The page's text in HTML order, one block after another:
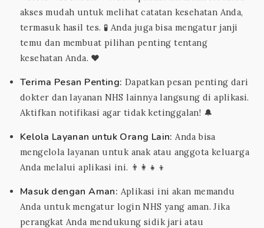
akses mudah untuk melihat catatan kesehatan Anda,
termasuk hasil tes. 🧪 Anda juga bisa mengatur janji
temu dan membuat pilihan penting tentang
kesehatan Anda. ❤️
Terima Pesan Penting: Dapatkan pesan penting dari
dokter dan layanan NHS lainnya langsung di aplikasi.
Aktifkan notifikasi agar tidak ketinggalan! 🔔
Kelola Layanan untuk Orang Lain: Anda bisa
mengelola layanan untuk anak atau anggota keluarga
Anda melalui aplikasi ini. 👨‍👩‍👧‍👦
Masuk dengan Aman: Aplikasi ini akan memandu
Anda untuk mengatur login NHS yang aman. Jika
perangkat Anda mendukung sidik jari atau